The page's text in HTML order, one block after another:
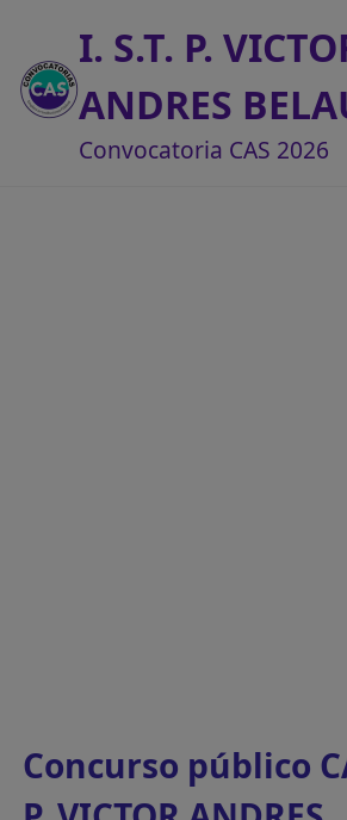
I. S.T. P.
ANDRES
Convocatoria CAS 2026
Concurso público